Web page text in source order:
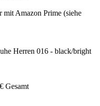
mit Amazon Prime (siehe
Herren 016 - black/bright
Gesamt